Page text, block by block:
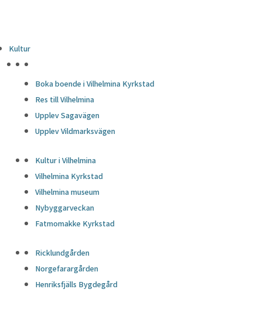
Kultur
Boka boende i Vilhelmina Kyrkstad
Res till Vilhelmina
Upplev Sagavägen
Upplev Vildmarksvägen
Kultur i Vilhelmina
Vilhelmina Kyrkstad
Vilhelmina museum
Nybyggarveckan
Fatmomakke Kyrkstad
Ricklundgården
Norgefarargården
Henriksfjälls Bygdegård